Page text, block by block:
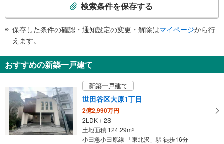
・ＡＥＤ
知
を
け
取
る
・
条
検索条件を保存する
保存した条件の確認・通知設定の変更・解除はマイページから行
えます。
おすすめの新築一戸建て
新築一戸建て
世田谷区大原1丁目
2億2,990万円
2LDK＋2S
土地面積 124.29m2
小田急小田原線 「東北沢」駅 徒歩16分